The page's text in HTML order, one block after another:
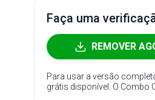
Faça uma
REMOVER
Para usar a versão
grátis disponível. O Combo